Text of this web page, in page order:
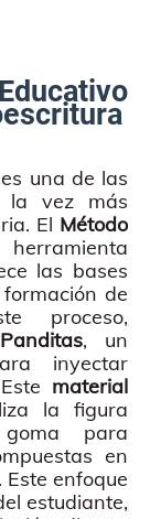
es una de las
la vez más
El Método
las bases
de
proceso,
, un
inyectar
material
la figura
para
en
enfoque
estudiante,